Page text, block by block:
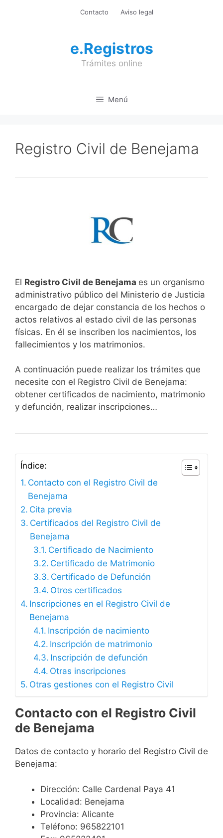
Contacto Aviso legal
e.Registros
Trámites online
Menú
Registro Civil de Benejama
El Registro Civil de Benejama es un organismo
administrativo público del Ministerio de Justicia
encargado de dejar constancia de los hechos o
actos relativos al estado civil de las personas
físicas. En él se inscriben los nacimientos, los
fallecimientos y los matrimonios.
A continuación puede realizar los trámites que
necesite con el Registro Civil de Benejama:
obtener certificados de nacimiento, matrimonio
y defunción, realizar inscripciones…
Índice:
Contacto con el Registro Civil de
Benejama
Cita previa
Certificados del Registro Civil de
Benejama
Certificado de Nacimiento
Certificado de Matrimonio
Certificado de Defunción
Otros certificados
Inscripciones en el Registro Civil de
Benejama
Inscripción de nacimiento
Inscripción de matrimonio
Inscripción de defunción
Otras inscripciones
Otras gestiones con el Registro Civil
Contacto con el Registro Civil
de Benejama
Datos de contacto y horario del Registro Civil de
Benejama:
Dirección: Calle Cardenal Paya 41
Localidad: Benejama
Provincia: Alicante
Teléfono: 965822101